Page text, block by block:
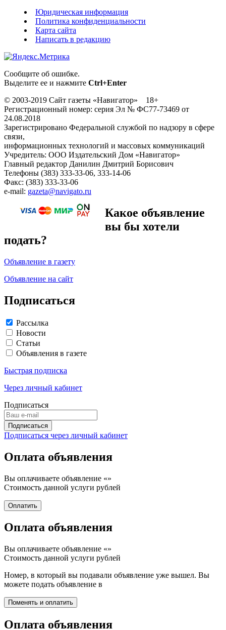
Юридическая информация
Политика конфиденциальности
Карта сайта
Написать в редакцию
Сообщите об ошибке.
Выделите ее и нажмите Ctrl+Enter
© 2003-2019 Сайт газеты «Навигатор» 18+
Регистрационный номер: серия Эл № ФС77-73469 от
24.08.2018
Зарегистрировано Федеральной службой по надзору в сфере
связи,
информационных технологий и массовых коммуникаций
Учредитель: ООО Издательский Дом «Навигатор»
Главный редактор Данилин Дмитрий Борисович
Телефоны (383) 333-33-06, 333-14-06
Факс: (383) 333-33-06
e-mail: gazeta@navigato.ru
Какое объявление
вы бы хотели
подать?
Объявление в газету
Объявление на сайт
Подписаться
Рассылка
Новости
Статьи
Объявления в газете
Быстрая подписка
Через личный кабинет
Подписаться
Подписаться через личный кабинет
Оплата объявления
Вы оплачиваете объявление «»
Стоимость данной услуги рублей
Оплата объявления
Вы оплачиваете объявление «»
Стоимость данной услуги рублей
Номер, в который вы подавали объявление уже вышел. Вы
можете подать объявление в
Оплата объявления